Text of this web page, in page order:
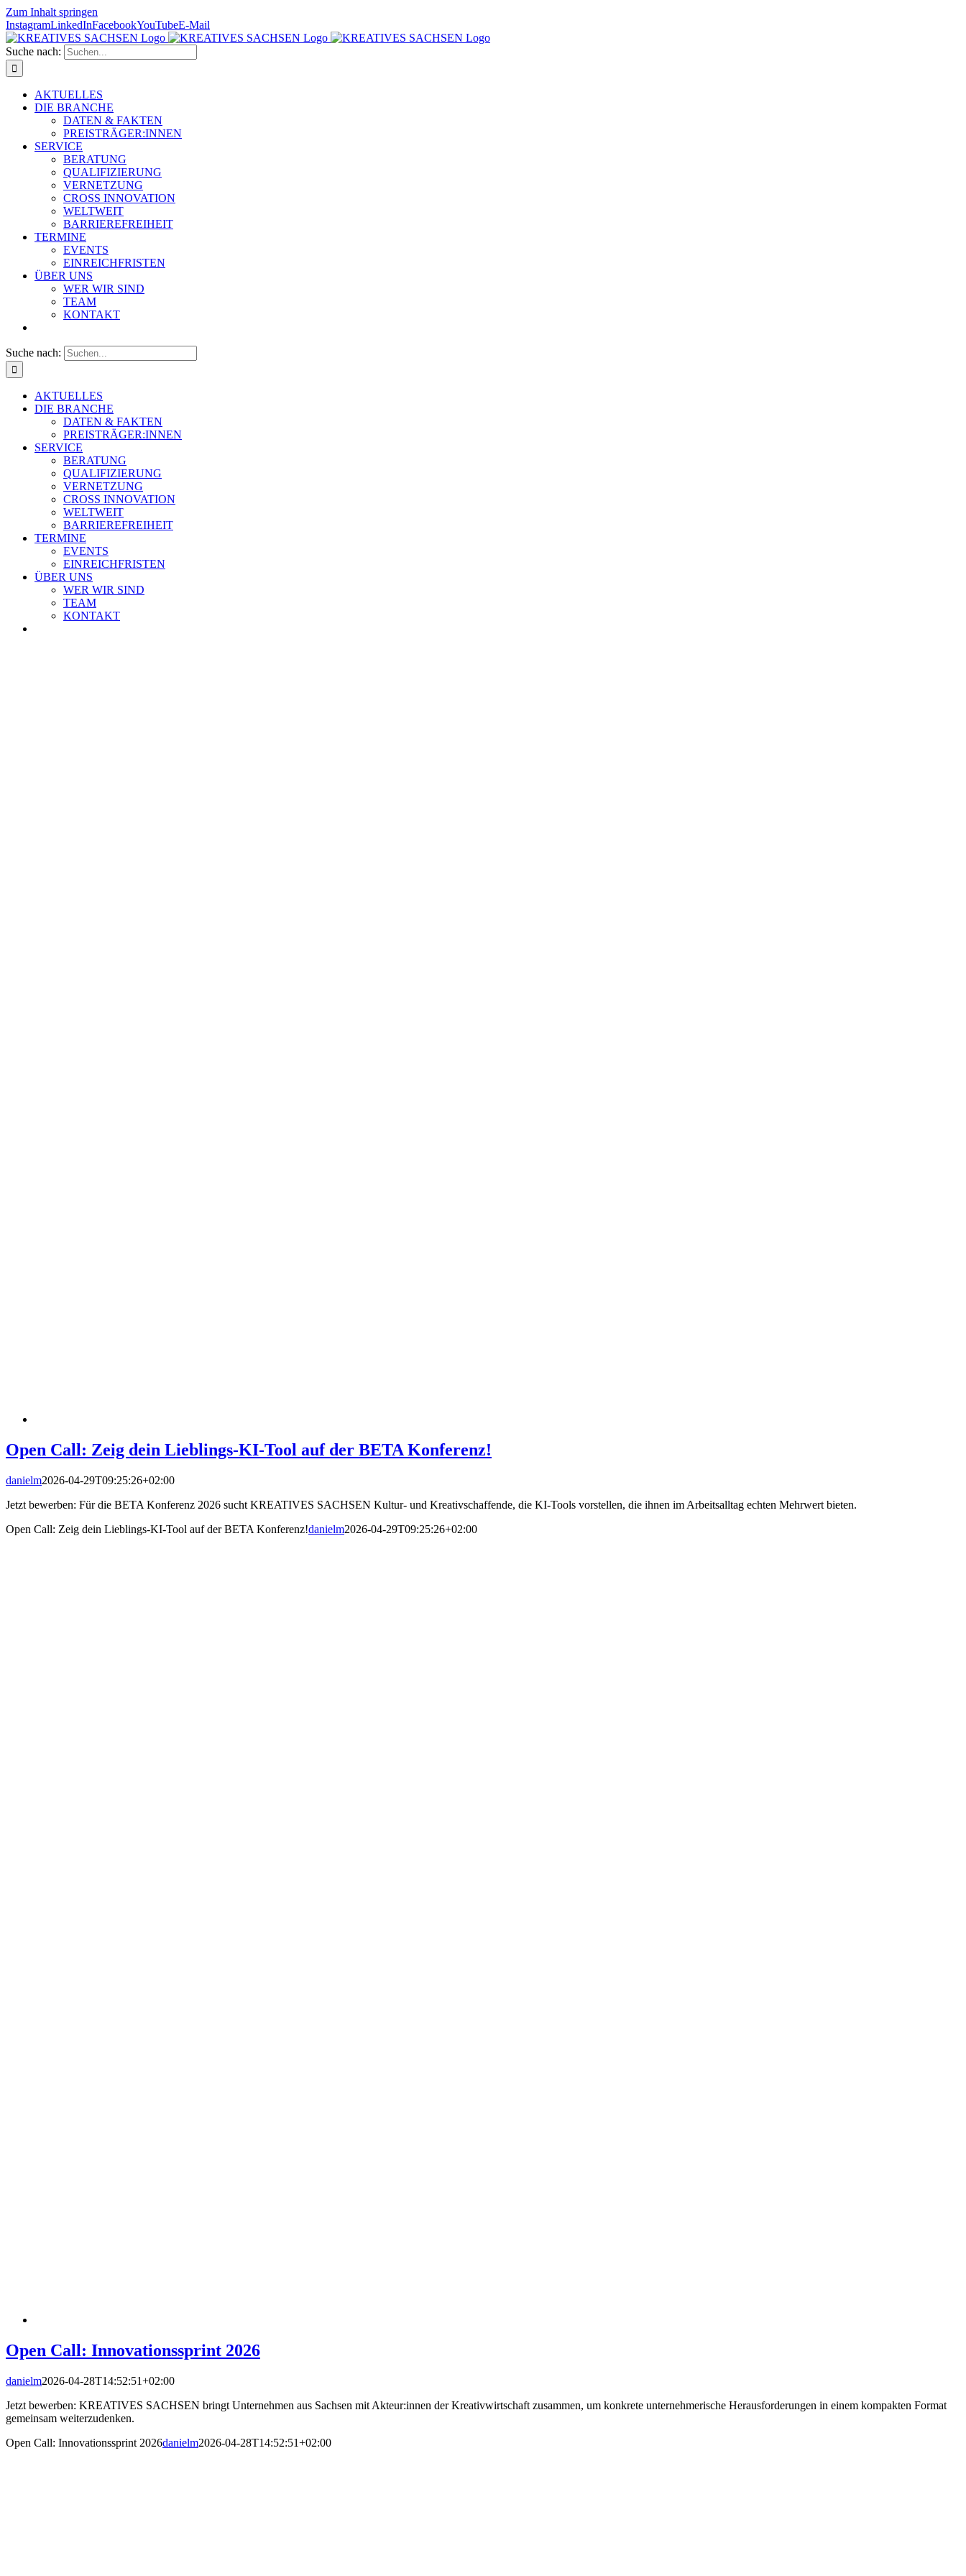
Zum Inhalt springen
InstagramLinkedInFacebookYouTubeE-Mail
Suche nach:
AKTUELLES
DIE BRANCHE
DATEN & FAKTEN
PREISTRÄGER:INNEN
SERVICE
BERATUNG
QUALIFIZIERUNG
VERNETZUNG
CROSS INNOVATION
WELTWEIT
BARRIEREFREIHEIT
TERMINE
EVENTS
EINREICHFRISTEN
ÜBER UNS
WER WIR SIND
TEAM
KONTAKT
Suche nach:
AKTUELLES
DIE BRANCHE
DATEN & FAKTEN
PREISTRÄGER:INNEN
SERVICE
BERATUNG
QUALIFIZIERUNG
VERNETZUNG
CROSS INNOVATION
WELTWEIT
BARRIEREFREIHEIT
TERMINE
EVENTS
EINREICHFRISTEN
ÜBER UNS
WER WIR SIND
TEAM
KONTAKT
Open Call: Zeig dein Lieblings-KI-Tool auf der BETA Konferenz!
danielm2026-04-29T09:25:26+02:00
Jetzt bewerben: Für die BETA Konferenz 2026 sucht KREATIVES SACHSEN Kultur- und Kreativschaffende, die KI-Tools vorstellen, die ihnen im Arbeitsalltag echten Mehrwert bieten.
Open Call: Zeig dein Lieblings-KI-Tool auf der BETA Konferenz!danielm2026-04-29T09:25:26+02:00
Open Call: Innovationssprint 2026
danielm2026-04-28T14:52:51+02:00
Jetzt bewerben: KREATIVES SACHSEN bringt Unternehmen aus Sachsen mit Akteur:innen der Kreativwirtschaft zusammen, um konkrete unternehmerische Herausforderungen in einem kompakten Format
gemeinsam weiterzudenken.
Open Call: Innovationssprint 2026danielm2026-04-28T14:52:51+02:00